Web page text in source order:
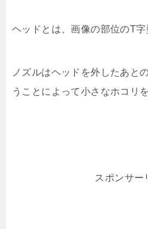
ヘッドとは、画像の部位のT字
ノズルはヘッドを外したあと
うことによって小さなホコリ
スポンサー